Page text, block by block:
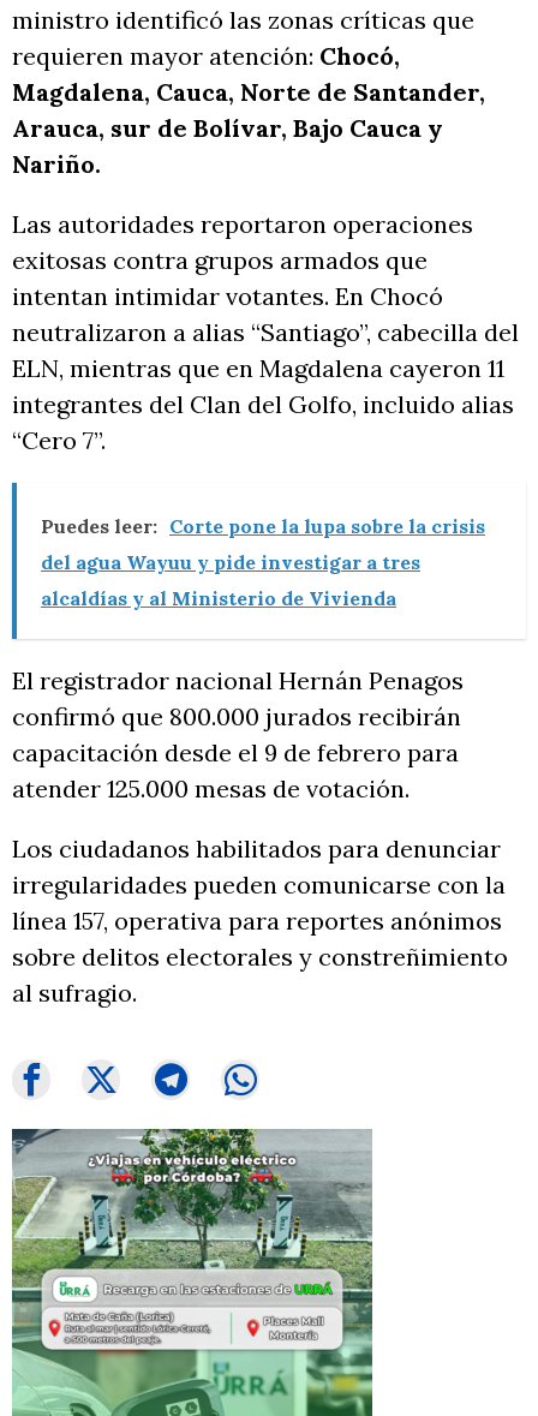
ministro identificó las zonas críticas que
requieren mayor atención: Chocó,
Magdalena, Cauca, Norte de Santander,
Arauca, sur de Bolívar, Bajo Cauca y
Nariño.
Las autoridades reportaron operaciones
exitosas contra grupos armados que
intentan intimidar votantes. En Chocó
neutralizaron a alias “Santiago”, cabecilla del
ELN, mientras que en Magdalena cayeron 11
integrantes del Clan del Golfo, incluido alias
“Cero 7”.
Puedes leer: Corte pone la lupa sobre la crisis
del agua Wayuu y pide investigar a tres
alcaldías y al Ministerio de Vivienda
El registrador nacional Hernán Penagos
confirmó que 800.000 jurados recibirán
capacitación desde el 9 de febrero para
atender 125.000 mesas de votación.
Los ciudadanos habilitados para denunciar
irregularidades pueden comunicarse con la
línea 157, operativa para reportes anónimos
sobre delitos electorales y constreñimiento
al sufragio.